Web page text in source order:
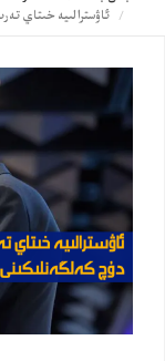
ئاۋسترالىيە خىتاي